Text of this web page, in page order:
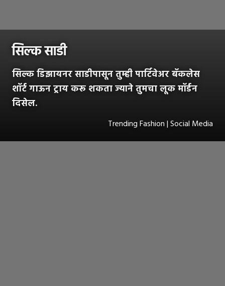
सिल्क साडी
सिल्क डिझायनर साडीपासून तुम्ही पार्टिवेअर बॅकलेस
शॉर्ट गाऊन ट्राय करू शकता ज्याने तुमचा लूक मॉर्डन
दिसेल.
Trending Fashion | Social Media